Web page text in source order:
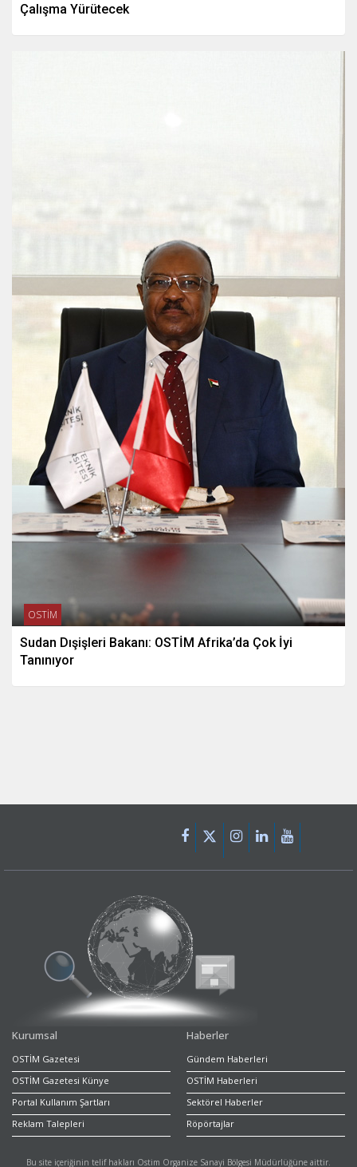
Çalışma Yürütecek
OSTİM
Sudan Dışişleri Bakanı: OSTİM Afrika’da Çok İyi
Tanınıyor
Kurumsal
OSTİM Gazetesi
OSTİM Gazetesi Künye
Portal Kullanım Şartları
Reklam Talepleri
Haberler
Gündem Haberleri
OSTİM Haberleri
Sektörel Haberler
Röpörtajlar
Bu site içeriğinin telif hakları Ostim Organize Sanayi Bölgesi Müdürlüğüne aittir.